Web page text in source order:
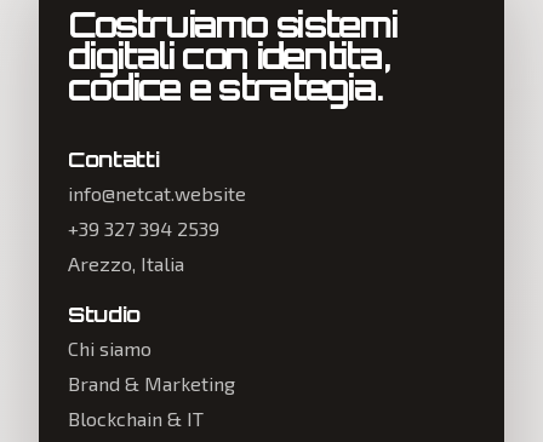
Costruiamo sistemi
digitali con identita,
codice e strategia.
Contatti
info@netcat.website
+39 327 394 2539
Arezzo, Italia
Studio
Chi siamo
Brand & Marketing
Blockchain & IT